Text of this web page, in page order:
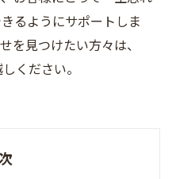
るようにサポートしま
を見つけたい方々は、
ください。